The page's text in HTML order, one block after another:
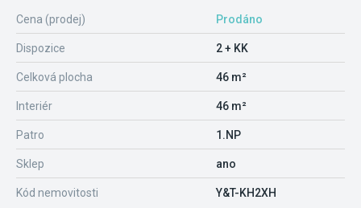
Cena (prodej) Prodáno
Dispozice 2 + KK
Celková plocha 46 m²
Interiér 46 m²
Patro 1.NP
Sklep ano
Kód nemovitosti Y&T-KH2XH